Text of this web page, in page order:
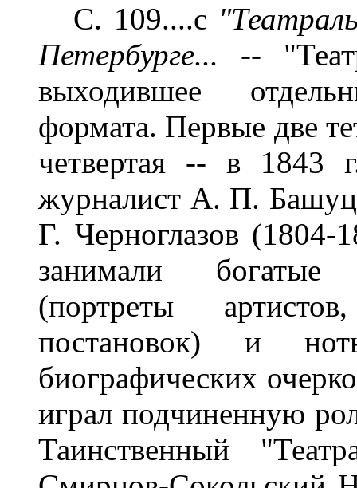
С. 109....с
Петербурге... --
выходившее
формата. Первые две
четвертая -- в 1843
журналист А. П.
Г. Черноглазов (1804-
занимали богатые
(портреты
постановок) и
биографических
играл подчиненную
Таинственный